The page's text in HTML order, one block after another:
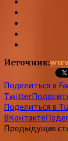
Источник:
Поделиться в
Twitter
Поделиться в
ВКонтакте
Предыдущая